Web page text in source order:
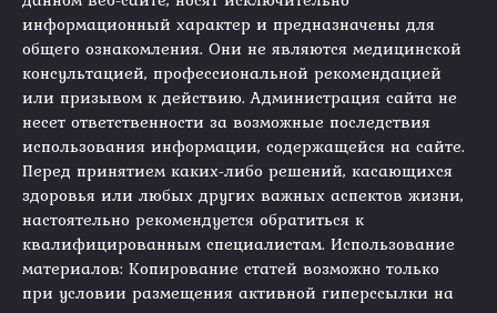
информационный характер и предназначены для
общего ознакомления. Они не являются медицинской
консультацией, профессиональной рекомендацией
или призывом к действию. Администрация сайта не
несет ответственности за возможные последствия
использования информации, содержащейся на сайте.
Перед принятием каких-либо решений, касающихся
здоровья или любых других важных аспектов жизни,
настоятельно рекомендуется обратиться к
квалифицированным специалистам. Использование
материалов: Копирование статей возможно только
при условии размещения активной гиперссылки на